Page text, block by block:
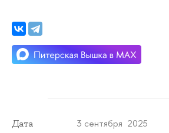
Дата 3 сентября 2025